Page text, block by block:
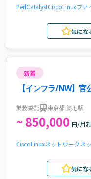
PerlCatalystCiscoLinuxファ
気にな
新着
【インフラ/NW】
業務委託 東京都 築地駅
~ 850,000 円/月額
CiscoLinuxネットワークネ
気にな